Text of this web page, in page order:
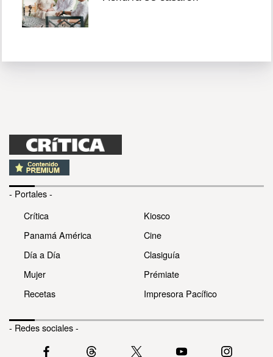
- Portales -
Crítica
Panamá América
Día a Día
Mujer
Recetas
Kiosco
Cine
Clasiguía
Prémiate
Impresora Pacífico
- Redes sociales -